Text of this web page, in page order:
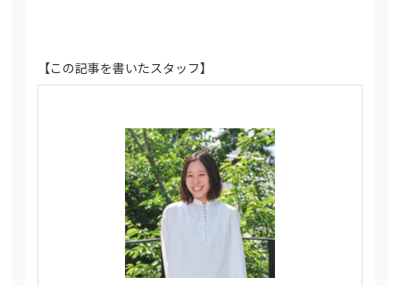
【この記事を書いたスタッフ】